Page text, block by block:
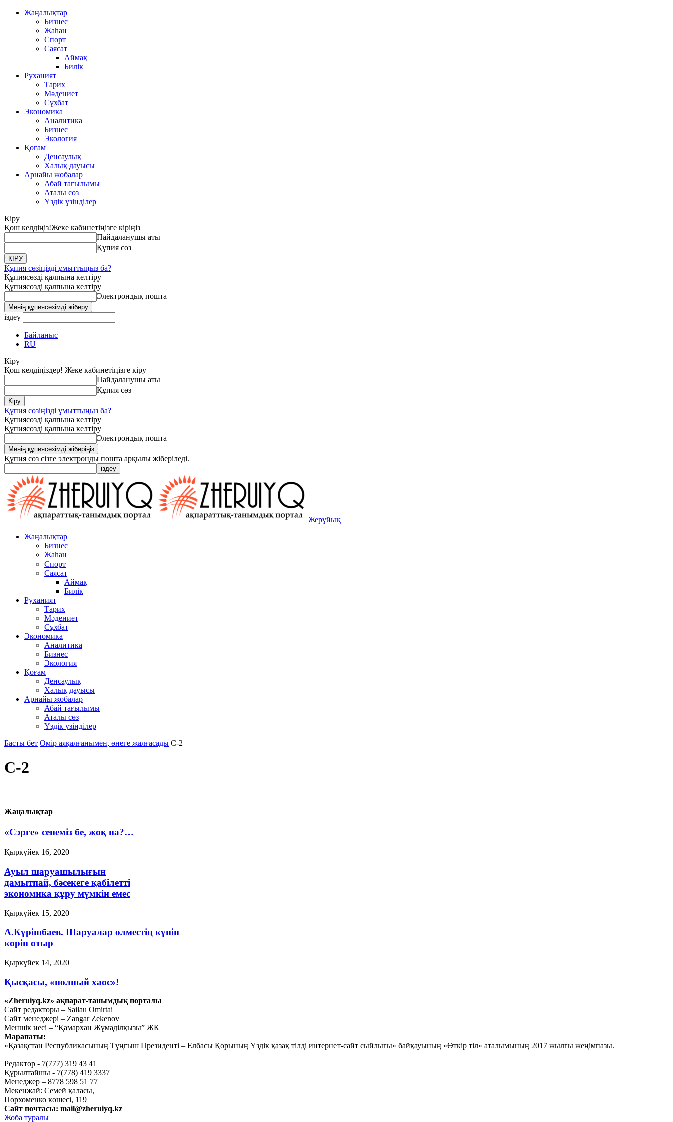
Жаңалықтар
Бизнес
Жаһан
Спорт
Саясат
Аймақ
Билік
Руханият
Тарих
Мәдениет
Сұхбат
Экономика
Аналитика
Бизнес
Экология
Қоғам
Денсаулық
Халық дауысы
Арнайы жобалар
Абай тағылымы
Аталы сөз
Үздік үзінділер
Кіру
Қош келдіңіз!Жеке кабинетіңізге кіріңіз
Пайдаланушы аты
Құпия сөз
Құпия сөзіңізді ұмыттыңыз ба?
Құпиясөзді қалпына келтіру
Құпиясөзді қалпына келтіру
Электрондық пошта
іздеу
Байланыс
RU
Кіру
Қош келдіңіздер! Жеке кабинетіңізге кіру
Пайдаланушы аты
Құпия сөз
Құпия сөзіңізді ұмыттыңыз ба?
Құпиясөзді қалпына келтіру
Құпиясөзді қалпына келтіру
Электрондық пошта
Құпия сөз сізге электронды пошта арқылы жіберіледі.
Жерұйық
Жаңалықтар
Бизнес
Жаһан
Спорт
Саясат
Аймақ
Билік
Руханият
Тарих
Мәдениет
Сұхбат
Экономика
Аналитика
Бизнес
Экология
Қоғам
Денсаулық
Халық дауысы
Арнайы жобалар
Абай тағылымы
Аталы сөз
Үздік үзінділер
Басты бет Өмір аяқалғанымен, өнеге жалғасады С-2
С-2
Жаңалықтар
«Сэрге» сенеміз бе, жоқ па?…
Қыркүйек 16, 2020
Ауыл шаруашылығын
дамытпай, бәсекеге қабілетті
экономика құру мүмкін емес
Қыркүйек 15, 2020
А.Күрішбаев. Шаруалар өлместің күнін
көріп отыр
Қыркүйек 14, 2020
Қысқасы, «полный хаос»!
Қыркүйек 10, 2020
Ахметов 2025 жылға дейін жоспар
жасап қойды
Қыркүйек 9, 2020
Тағы оқу
«Zheruiyq.kz» ақпарат-танымдық порталы
Сайт редакторы – Sailau Omirtai
Сайт менеджері – Zangar Zekenov
Меншік иесі – “Қамархан Жұмаділқызы” ЖК
Марапаты:
«Қазақстан Республикасының Тұңғыш Президенті – Елбасы Қорының Үздік қазақ тілді интернет-сайт сыйлығы» байқауының «Өткір тіл» аталымының 2017 жылғы жеңімпазы.
Редактор - 7(777) 319 43 41
Құрылтайшы - 7(778) 419 3337
Менеджер – 8778 598 51 77
Мекенжай: Семей қаласы,
Порхоменко көшесі, 119
Сайт почтасы: mail@zheruiyq.kz
Жоба туралы